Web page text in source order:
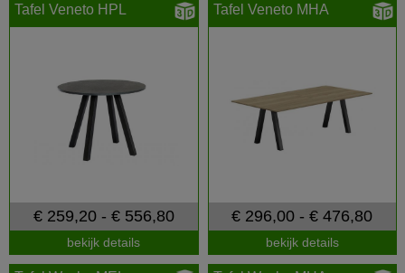
Tafel Veneto HPL
€ 259,20 - € 556,80
bekijk details
Tafel Veneto MHA
€ 296,00 - € 476,80
bekijk details